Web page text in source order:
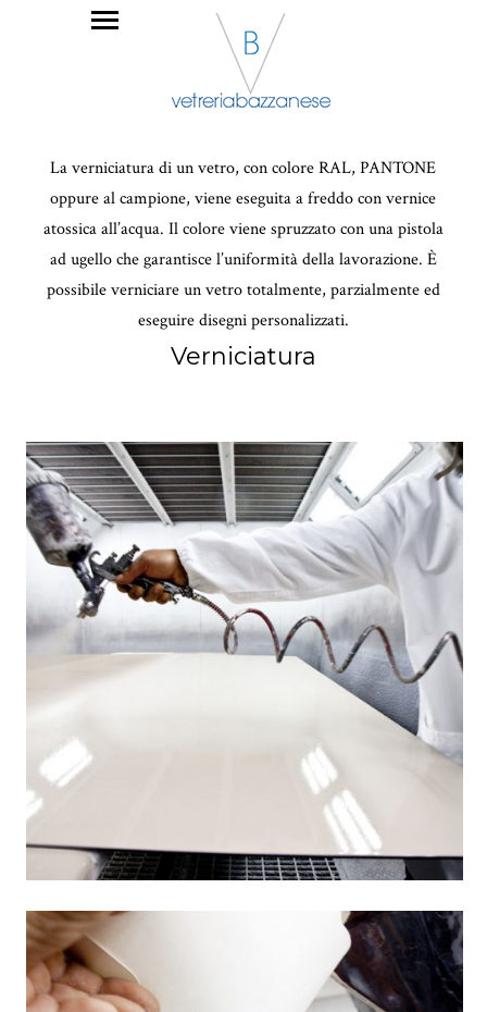
La verniciatura di un vetro, con colore RAL, PANTONE
oppure al campione, viene eseguita a freddo con vernice
atossica all’acqua. Il colore viene spruzzato con una pistola
ad ugello che garantisce l’uniformità della lavorazione. È
possibile verniciare un vetro totalmente, parzialmente ed
eseguire disegni personalizzati.
Verniciatura